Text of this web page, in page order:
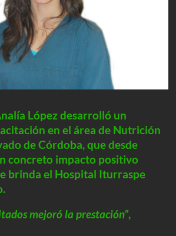
López desarrolló un
en el área de Nutrición
de Córdoba, que desde
concreto impacto positivo
brinda el Hospital Iturraspe
mejoró la prestación”,